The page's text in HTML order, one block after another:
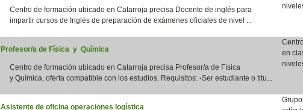
Centro de formación ubicado en Catarroja precisa Docente de inglés para
impartir cursos de Inglés de preparación de exámenes oficiales de nivel ...
Profesor/a de Física y Química
Centro de formación ubicado en Catarroja precisa Profesor/a de Física
y Química, oferta compatible con los estudios. Requisitos: -Ser estudiante o titu...
en
Asistente de oficina operaciones logística